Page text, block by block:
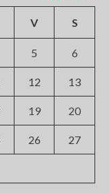
V S
5 6
12 13
19 20
26 27